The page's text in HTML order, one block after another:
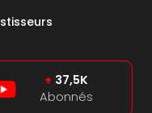
+ 37,5K
Abonnés